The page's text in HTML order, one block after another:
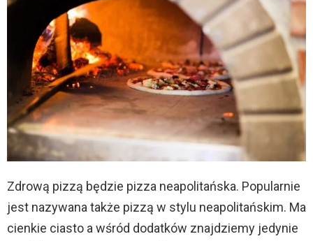
Zdrową pizzą będzie pizza neapolitańska. Popularnie
jest nazywana także pizzą w stylu neapolitańskim. Ma
cienkie ciasto a wśród dodatków znajdziemy jedynie